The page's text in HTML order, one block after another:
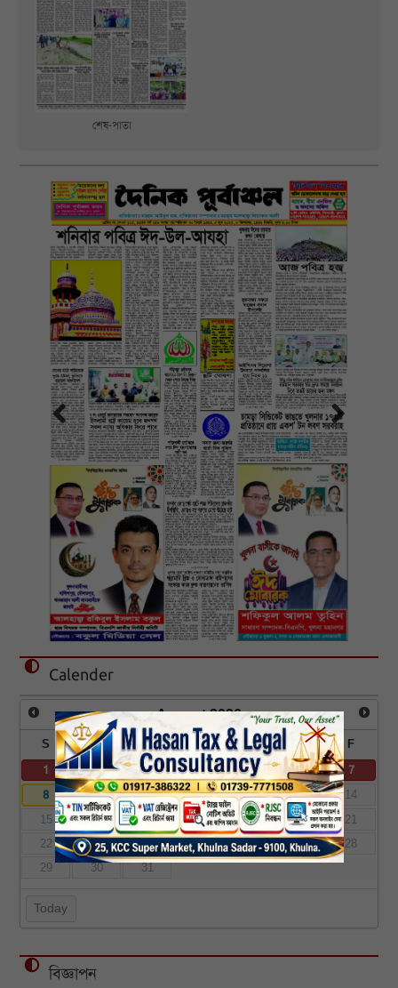
শেষ-পাতা
Calender
August 2026
S S M T W T F
1 2 3 4 5 6
7
8
9 10 11 12 13
14
15
16 17 18 19 20
21
22
23 24 25 26 27
28
29
30 31
Today
বিজ্ঞাপন